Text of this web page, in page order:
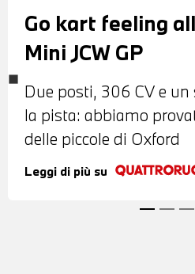
Go kart feeling
Mini JCW GP
Due posti, 306 CV e
la pista: abbiamo
delle piccole di Oxford
Leggi di più su